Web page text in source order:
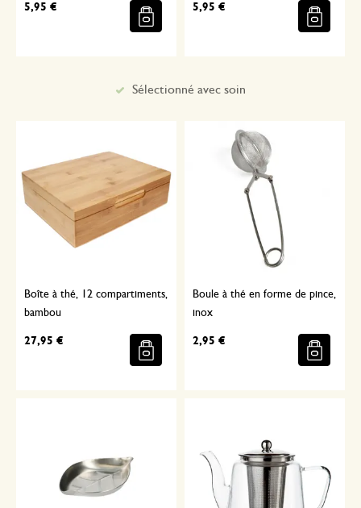
5,95 € 5,95 €
Boîte à thé, 12 compartiments,
bambou
27,95 €
Boule à thé en forme de pince,
inox
2,95 €
Sélectionné avec soin